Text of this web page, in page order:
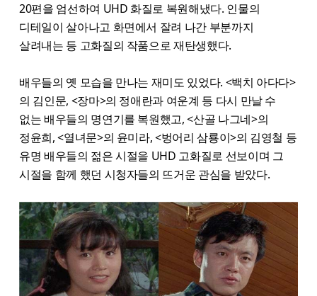
20편을 엄선하여 UHD 화질로 복원해냈다. 인물의
디테일이 살아나고 화면에서 잘려 나간 부분까지
살려내는 등 고화질의 작품으로 재탄생했다.
배우들의 옛 모습을 만나는 재미도 있었다. <백치 아다다>
의 김인문, <장마>의 정애란과 여운계 등 다시 만날 수
없는 배우들의 명연기를 복원했고, <산골 나그네>의
정윤희, <열녀문>의 윤미라, <벙어리 삼룡이>의 김영철 등
유명 배우들의 젊은 시절을 UHD 고화질로 선보이며 그
시절을 함께 했던 시청자들의 뜨거운 관심을 받았다.